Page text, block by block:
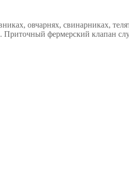
овчарнях, свинарниках,
Приточный фермерский клапан